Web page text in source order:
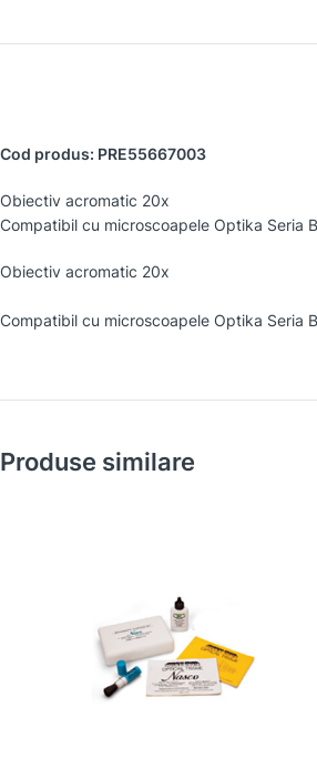
Cod produs: PRE55667003
Obiectiv acromatic 20x
Compatibil cu microscoapele Optika Seria
Obiectiv acromatic 20x
Compatibil cu microscoapele Optika Seria
Produse similare